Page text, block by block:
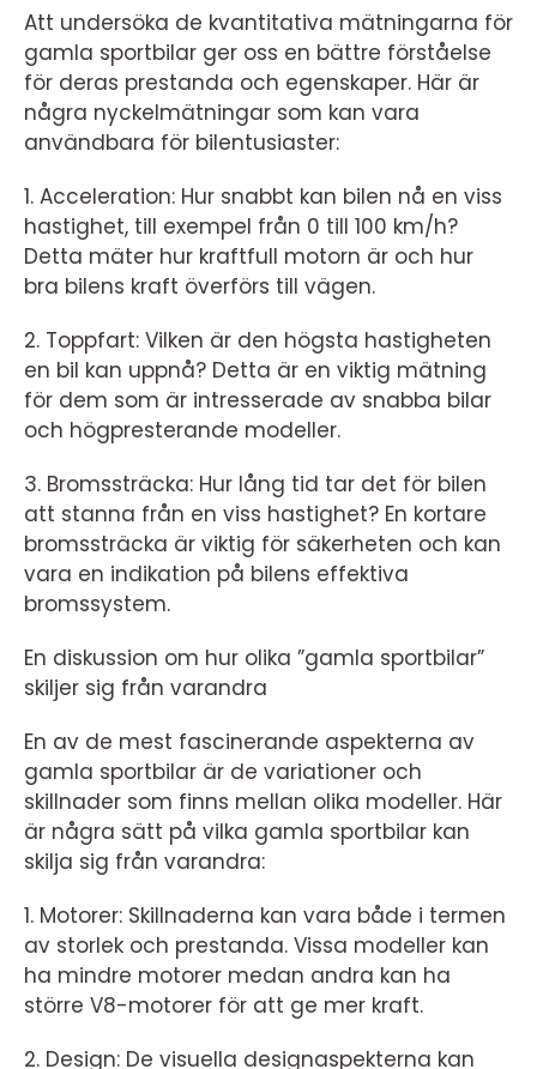
Att undersöka de kvantitativa mätningarna för
gamla sportbilar ger oss en bättre förståelse
för deras prestanda och egenskaper. Här är
några nyckelmätningar som kan vara
användbara för bilentusiaster:
1. Acceleration: Hur snabbt kan bilen nå en viss
hastighet, till exempel från 0 till 100 km/h?
Detta mäter hur kraftfull motorn är och hur
bra bilens kraft överförs till vägen.
2. Toppfart: Vilken är den högsta hastigheten
en bil kan uppnå? Detta är en viktig mätning
för dem som är intresserade av snabba bilar
och högpresterande modeller.
3. Bromssträcka: Hur lång tid tar det för bilen
att stanna från en viss hastighet? En kortare
bromssträcka är viktig för säkerheten och kan
vara en indikation på bilens effektiva
bromssystem.
En diskussion om hur olika ”gamla sportbilar”
skiljer sig från varandra
En av de mest fascinerande aspekterna av
gamla sportbilar är de variationer och
skillnader som finns mellan olika modeller. Här
är några sätt på vilka gamla sportbilar kan
skilja sig från varandra:
1. Motorer: Skillnaderna kan vara både i termen
av storlek och prestanda. Vissa modeller kan
ha mindre motorer medan andra kan ha
större V8-motorer för att ge mer kraft.
2. Design: De visuella designaspekterna kan